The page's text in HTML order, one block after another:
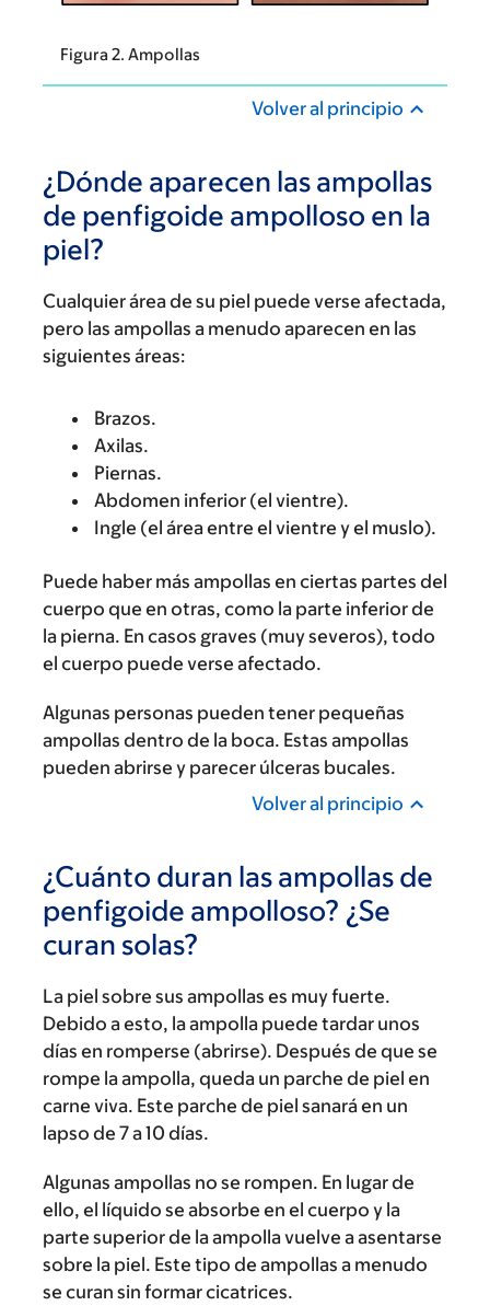
Figura 2. Ampollas
Volver al principio
¿Dónde aparecen las ampollas
de penfigoide ampolloso en la
piel?
Cualquier área de su piel puede verse afectada,
pero las ampollas a menudo aparecen en las
siguientes áreas:
Brazos.
Axilas.
Piernas.
Abdomen inferior (el vientre).
Ingle (el área entre el vientre y el muslo).
Puede haber más ampollas en ciertas partes del
cuerpo que en otras, como la parte inferior de
la pierna. En casos graves (muy severos), todo
el cuerpo puede verse afectado.
Algunas personas pueden tener pequeñas
ampollas dentro de la boca. Estas ampollas
pueden abrirse y parecer úlceras bucales.
Volver al principio
¿Cuánto duran las ampollas de
penfigoide ampolloso? ¿Se
curan solas?
La piel sobre sus ampollas es muy fuerte.
Debido a esto, la ampolla puede tardar unos
días en romperse (abrirse). Después de que se
rompe la ampolla, queda un parche de piel en
carne viva. Este parche de piel sanará en un
lapso de 7 a 10 días.
Algunas ampollas no se rompen. En lugar de
ello, el líquido se absorbe en el cuerpo y la
parte superior de la ampolla vuelve a asentarse
sobre la piel. Este tipo de ampollas a menudo
se curan sin formar cicatrices.